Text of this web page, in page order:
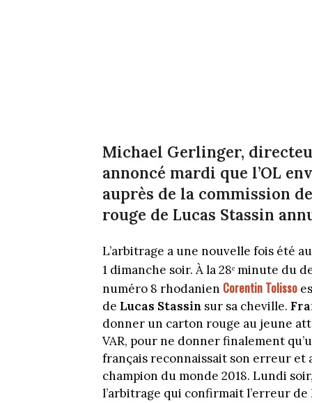
Michael Gerlinger,
annoncé mardi que l’OL
auprès de la commission
rouge de Lucas Stassin
L’arbitrage a une nouvelle fois été
1 dimanche soir. À la 28ᵉ minute du
numéro 8 rhodanien Corentin Tolisso
de Lucas Stassin sur sa cheville.
donner un carton rouge au jeune
VAR, pour ne donner finalement
français reconnaissait son erreur et
champion du monde 2018. Lundi
l’arbitrage qui confirmait l’erreur de